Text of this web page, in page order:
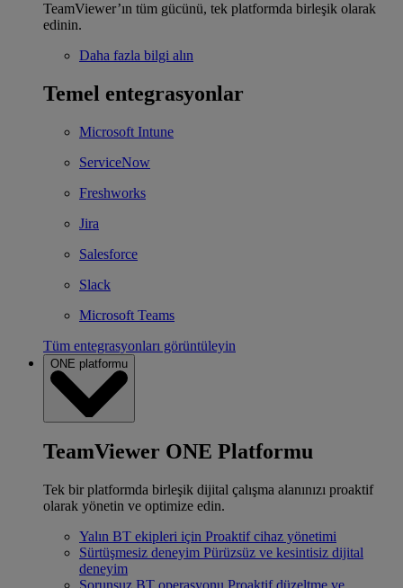
TeamViewer’ın tüm gücünü, tek platformda birleşik olarak
edinin.
Daha fazla bilgi alın
Temel entegrasyonlar
Microsoft Intune
ServiceNow
Freshworks
Jira
Salesforce
Slack
Microsoft Teams
Tüm entegrasyonları görüntüleyin
ONE platformu
TeamViewer ONE Platformu
Tek bir platformda birleşik dijital çalışma alanınızı proaktif
olarak yönetin ve optimize edin.
Yalın BT ekipleri için Proaktif cihaz yönetimi
Sürtüşmesiz deneyim Pürüzsüz ve kesintisiz dijital
deneyim